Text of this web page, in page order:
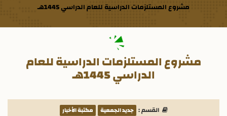
مشروع المستلزمات الدراسية للعام الدراسي 1445هـ
مشروع المستلزمات الدراسية للعام
الدراسي 1445هـ
القسم : جديد الجمعية مكتبة الأخبار